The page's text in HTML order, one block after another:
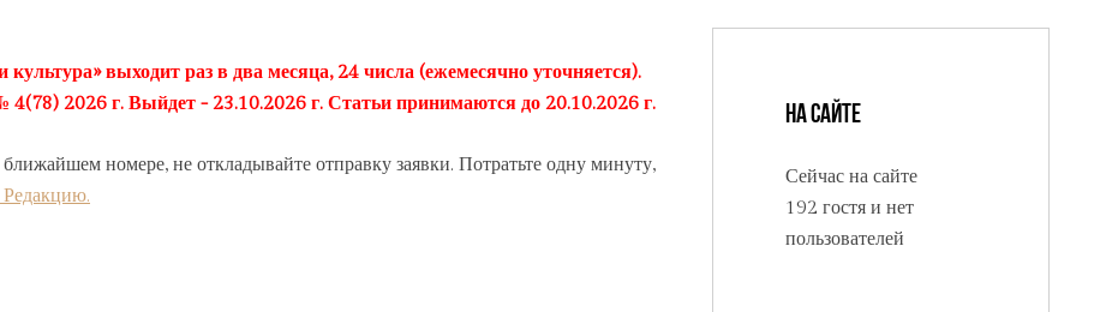
выходит раз в два месяца, 24 числа (ежемесячно уточняется).
2026 г. Выйдет - 23.10.2026 г. Статьи принимаются до 20.10.2026 г.
номере, не откладывайте отправку заявки. Потратьте одну минуту,
Редакцию.
На сайте
Сейчас на сайте
192 гостя и нет
пользователей